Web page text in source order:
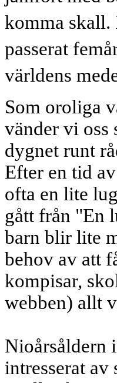
komma skall.
passerat
världens
Som oroliga
vänder vi oss
dygnet runt
Efter en tid
ofta en lite
gått från "En
barn blir lite
behov av att
kompisar,
webben) allt
Nioårsåldern
intresserat